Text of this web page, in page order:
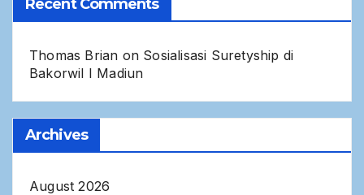
Recent Comments
Thomas Brian on Sosialisasi Suretyship di
Bakorwil I Madiun
Archives
August 2026